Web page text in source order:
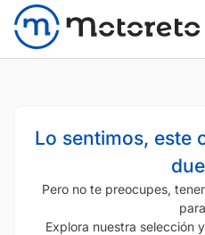
Lo sentimos, este
Pero no te preocupes,
Explora nuestra selección